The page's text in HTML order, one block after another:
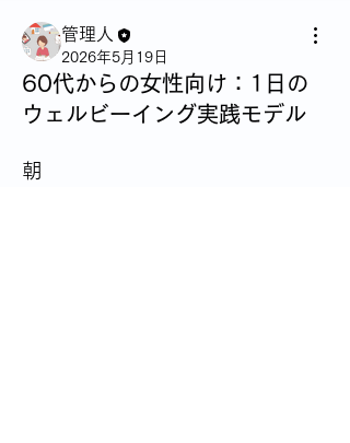
管理人
2026年5月19日
60代からの女性向け：1日の
ウェルビーイング実践モデル
朝